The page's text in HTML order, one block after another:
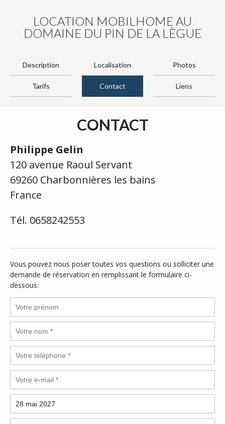
LOCATION MOBILHOME AU
DOMAINE DU PIN DE LA LÈGUE
Description Localisation Photos
Tarifs Contact Liens
CONTACT
Philippe Gelin
120 avenue Raoul Servant
69260 Charbonnières les bains
France
Tél. 0658242553
Vous pouvez nous poser toutes vos questions ou solliciter une
demande de réservation en remplissant le formulaire ci-
dessous: